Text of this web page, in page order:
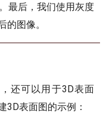
最后，我们使用灰度
图像。
还可以用于3D表面
3D表面图的示例：